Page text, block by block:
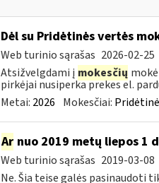
Dėl su Pridėtinės vertės
Web turinio sąrašas 2026-02-25
Atsižvelgdami į mokesčių
pirkėjai nusiperka prekes el.
Metai: 2026 Mokesčiai:
Arnuo 2019 metų liepos 1
Web turinio sąrašas 2019-03-08
Ne. Šia teise galės pasinaudoti